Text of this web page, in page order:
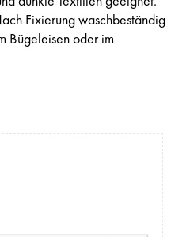
Fixierung waschbeständig
Bügeleisen oder im